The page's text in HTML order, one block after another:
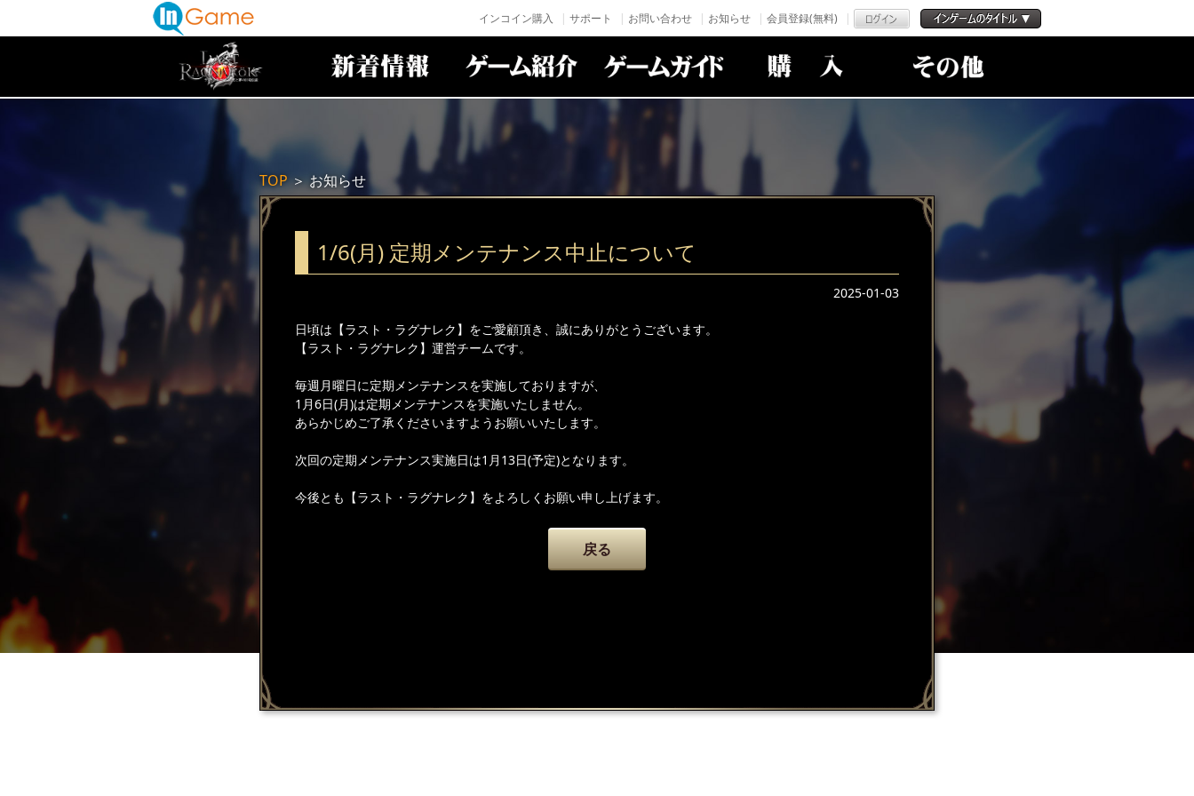
インコイン購入 サポート お問い合わせ お知らせ 会員登録(無料)
TOP＞お知らせ
1/6(月) 定期メンテナンス中止について
2025-01-03
日頃は【ラスト・ラグナレク】をご愛顧頂き、誠にありがとうございます。
【ラスト・ラグナレク】運営チームです。
毎週月曜日に定期メンテナンスを実施しておりますが、
1月6日(月)は定期メンテナンスを実施いたしません。
あらかじめご了承くださいますようお願いいたします。
次回の定期メンテナンス実施日は1月13日(予定)となります。
今後とも【ラスト・ラグナレク】をよろしくお願い申し上げます。
戻る